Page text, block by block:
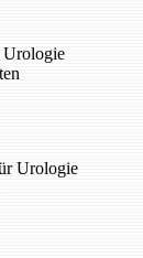
Urologie
Urologie